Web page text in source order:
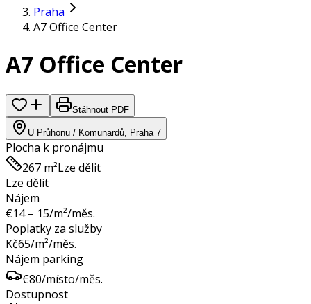
Praha
A7 Office Center
A7 Office Center
Stáhnout PDF
U Průhonu / Komunardů, Praha 7
Plocha k pronájmu
267 m²Lze dělit
Lze dělit
Nájem
€14 – 15/m²/měs.
Poplatky za služby
Kč65/m²/měs.
Nájem parking
€80/místo/měs.
Dostupnost